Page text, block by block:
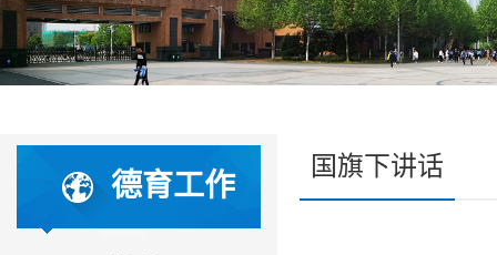
德育工作
国旗下讲话